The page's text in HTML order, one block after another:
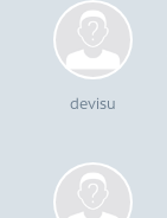
devisu